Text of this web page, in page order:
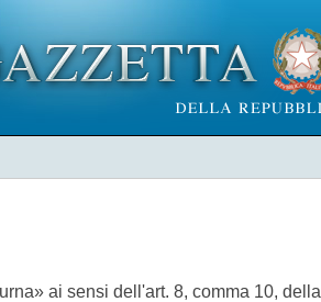
ai sensi dell'art. 8, comma 10,